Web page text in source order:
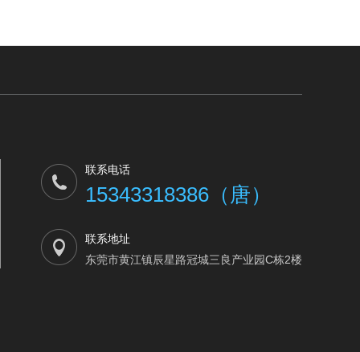
联系电话
15343318386（唐）
联系地址
东莞市黄江镇辰星路冠城三良产业园C栋2楼